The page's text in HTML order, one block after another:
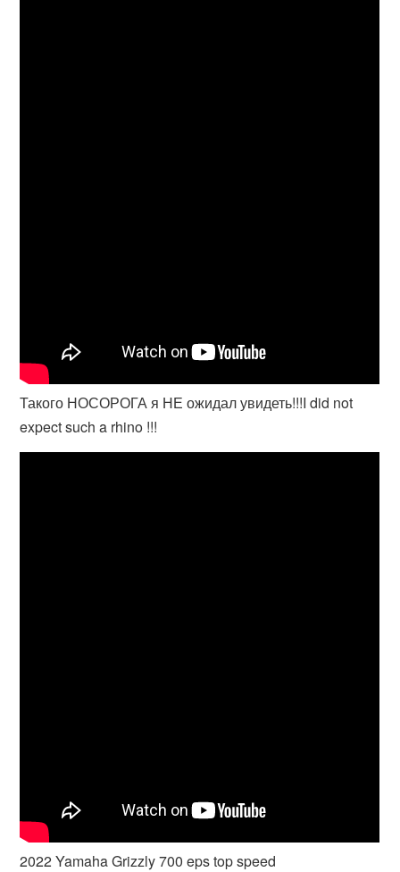
Такого НОСОРОГА я НЕ ожидал увидеть!!!I did not
expect such a rhino !!!
2022 Yamaha Grizzly 700 eps top speed